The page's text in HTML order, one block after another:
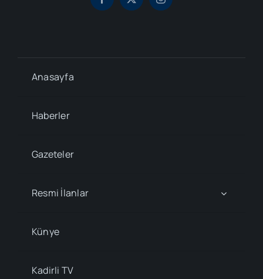
Anasayfa
Haberler
Gazeteler
Resmi İlanlar
Künye
Kadirli TV